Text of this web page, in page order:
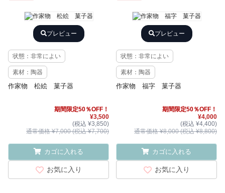
プレビュー
状態：非常によい
素材：陶器
作家物 松絵 菓子器
期間限定50％OFF！
¥3,500
(税込 ¥3,850)
通常価格 ¥7,000 (税込 ¥7,700)
カゴに入れる
お気に入り
プレビュー
状態：非常によい
素材：陶器
作家物 福字 菓子器
期間限定50％OFF！
¥4,000
(税込 ¥4,400)
通常価格 ¥8,000 (税込 ¥8,800)
カゴに入れる
お気に入り